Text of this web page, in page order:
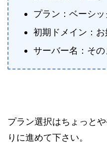
プラン：ベーシッ
初期ドメイン：お
サーバー名：その
プラン選択はちょっと
りに進めて下さい。